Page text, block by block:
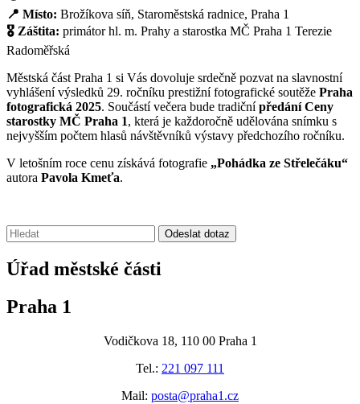
📍 Místo: Brožíkova síň, Staroměstská radnice, Praha 1
🎖 Záštita: primátor hl. m. Prahy a starostka MČ Praha 1 Terezie
Radoměřská
Městská část Praha 1 si Vás dovoluje srdečně pozvat na slavnostní
vyhlášení výsledků 29. ročníku prestižní fotografické soutěže Praha
fotografická 2025. Součástí večera bude tradičnípředání Ceny
starostky MČ Praha 1, která je každoročně udělována snímku s
nejvyšším počtem hlasů návštěvníků výstavy předchozího ročníku.
V letošním roce cenu získává fotografie „Pohádka ze Střelečáku“
autora Pavola Kmeťa.
Vyhledávání: Odeslat dotaz
Úřad městské části
Praha 1
Vodičkova 18, 110 00 Praha 1
Tel.: 221 097 111
Mail: posta@praha1.cz